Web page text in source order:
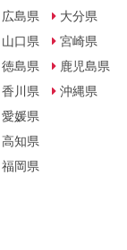
広島県
山口県
徳島県
香川県
愛媛県
高知県
福岡県
大分県
宮崎県
鹿児島県
沖縄県